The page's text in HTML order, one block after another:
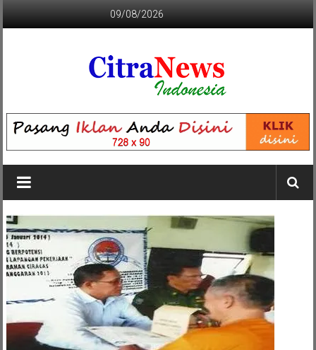
09/08/2026
CITRANEWS
INDONESIA
BERANI
DAN
KRISTIS